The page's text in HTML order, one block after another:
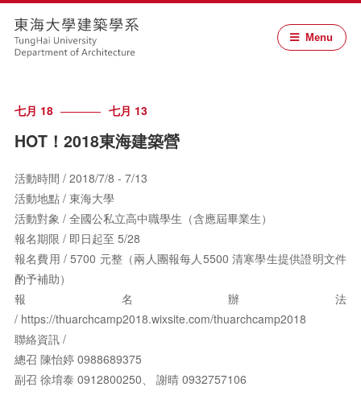
Menu
七月 18 七月 13
HOT！2018東海建築營
活動時間 / 2018/7/8 - 7/13
活動地點 / 東海大學
活動對象 / 全國公私立高中職學生（含應屆畢業生）
報名期限 / 即日起至 5/28
報名費用 / 5700 元整（兩人團報每人5500 清寒學生提供證明文件
酌予補助）
報名辦法
/ https://thuarchcamp2018.wixsite.com/thuarchcamp2018
聯絡資訊 /
總召 陳怡婷 0988689375
副召 徐堉泰 0912800250、 謝晴 0932757106